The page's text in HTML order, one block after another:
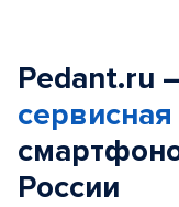
Pedant.ru
сервисная
России